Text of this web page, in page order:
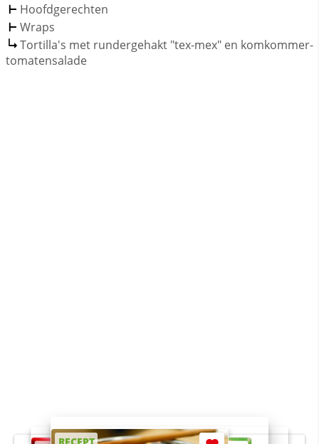
Hoofdgerechten
Wraps
Tortilla's met rundergehakt "tex-mex" en komkommer-
tomatensalade